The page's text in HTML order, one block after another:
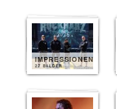
IMPRESSIONEN
27 BILDER